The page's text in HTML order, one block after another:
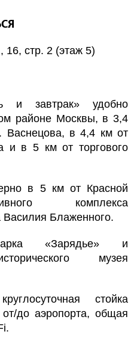
16, стр. 2 (этаж 5)
и завтрак» удобно
районе Москвы, в 3,4
в 4,4 км от
и в 5 км от торгового
в 5 км от Красной
комплекса
Блаженного.
«Зарядье» и
музея
стойка
до аэропорта, общая